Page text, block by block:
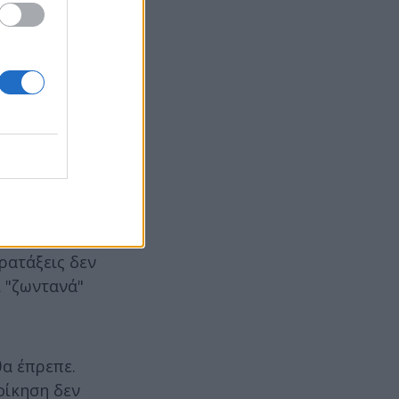
"δεν
κάνει
δεν
"ζωντανά"
έπρεπε.
δεν